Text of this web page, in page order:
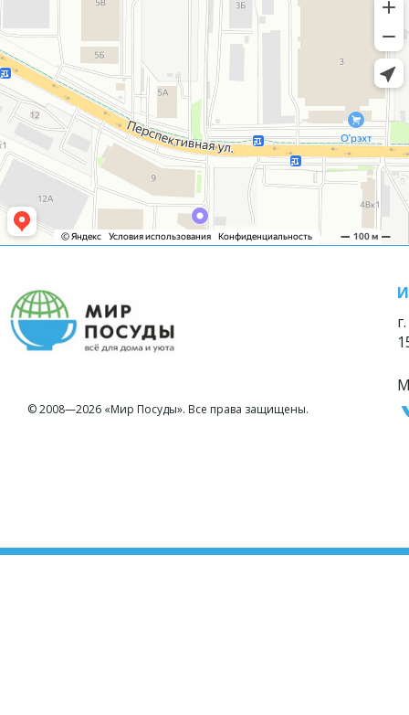
© 2008—2026 «Мир Посуды». Все права защищены.